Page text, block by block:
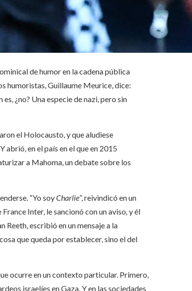
de humor en la cadena pública
humoristas, Guillaume Meurice, dice:
¿no? Una especie de nazi, pero sin
el Holocausto, y que aludiese
abrió, en el país en el que en 2015
a Mahoma, un debate sobre los
“Yo soyCharlie”, reivindicó en un
Inter, le sancionó con un aviso, y él
Reeth, escribió en un mensaje a la
que queda por establecer, sino el del
ocurre en un contexto particular. Primero,
israelíes en Gaza. Y en las sociedades